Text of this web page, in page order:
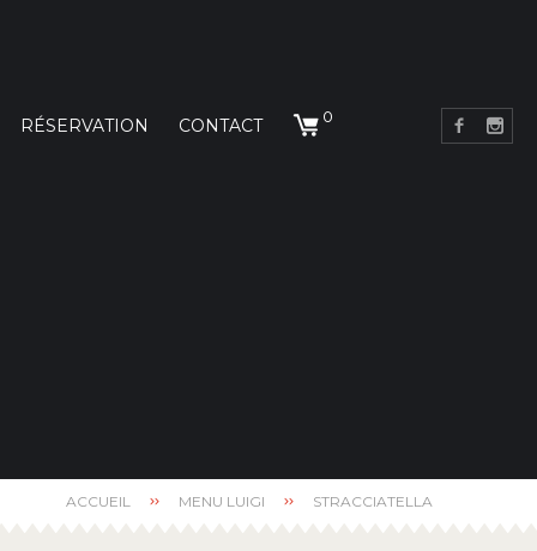
RÉSERVATION CONTACT 0
ACCUEIL MENU LUIGI STRACCIATELLA